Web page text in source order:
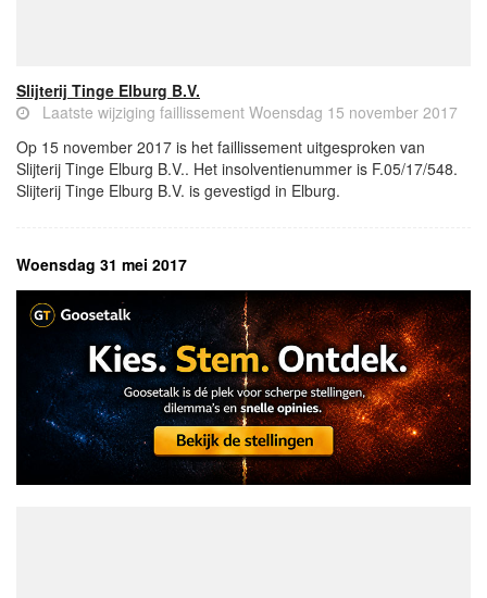
Slijterij Tinge Elburg B.V.
Laatste wijziging faillissement Woensdag 15 november 2017
Op 15 november 2017 is het faillissement uitgesproken van
Slijterij Tinge Elburg B.V.. Het insolventienummer is F.05/17/548.
Slijterij Tinge Elburg B.V. is gevestigd in Elburg.
Woensdag 31 mei 2017